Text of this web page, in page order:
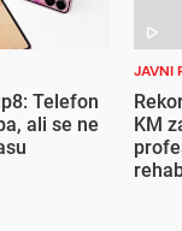
Telefon
ali se ne
JAVNI
KM